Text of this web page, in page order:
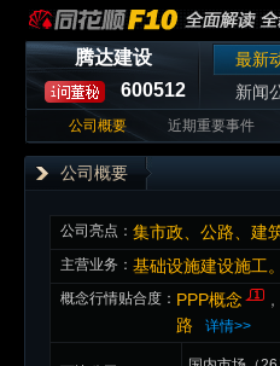
腾达建设
600512
最新
新闻
公司概要 近期重要事件
公司概要
公司亮点： 集市政、公路、建
主营业务： 基础设施建设施工。
概念行情贴合度： PPP概念 ，
路
详情>>